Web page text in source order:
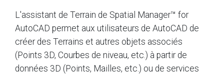
L'assistant de Terrain de Spatial Manager™ for
AutoCAD permet aux utilisateurs de AutoCAD de
créer des Terrains et autres objets associés
(Points 3D, Courbes de niveau, etc.) à partir de
données 3D (Points, Mailles, etc.) ou de services